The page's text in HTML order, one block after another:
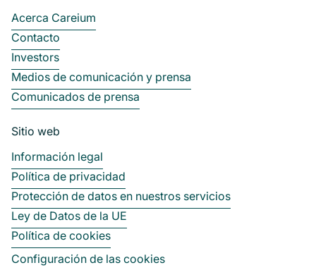
Acerca Careium
Contacto
Investors
Medios de comunicación y prensa
Comunicados de prensa
Sitio web
Información legal
Política de privacidad
Protección de datos en nuestros servicios
Ley de Datos de la UE
Política de cookies
Configuración de las cookies